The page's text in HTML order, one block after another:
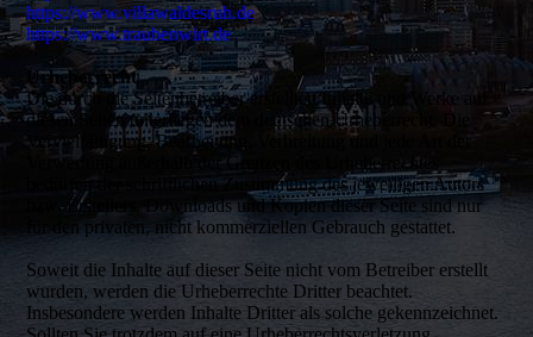
https://www.villawaldesruh.de
https://www.traubenwirt.de
Urheberrecht
Die durch die Seitenbetreiber erstellten Inhalte und Werke auf
diesen Seiten unterliegen dem deutschen Urheberrecht. Die
Vervielfältigung, Bearbeitung, Verbreitung und jede Art der
Verwertung außerhalb der Grenzen des Urheberrechtes
bedürfen der schriftlichen Zustimmung des jeweiligen Autors
bzw. Erstellers. Downloads und Kopien dieser Seite sind nur
für den privaten, nicht kommerziellen Gebrauch gestattet.
Soweit die Inhalte auf dieser Seite nicht vom Betreiber erstellt
wurden, werden die Urheberrechte Dritter beachtet.
Insbesondere werden Inhalte Dritter als solche gekennzeichnet.